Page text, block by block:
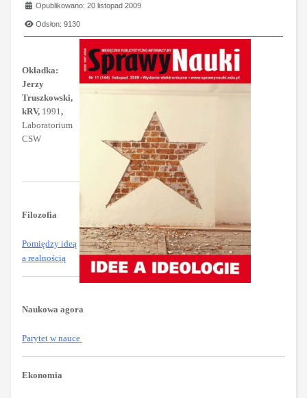
Opublikowano: 20 listopad 2009
Odsłon: 9130
Okładka:
Jerzy
Truszkowski,
kRV, 1991,
Laboratorium
CSW
Filozofia
Pomiędzy ideą
a realnością
Naukowa agora
Parytet w nauce
Ekonomia